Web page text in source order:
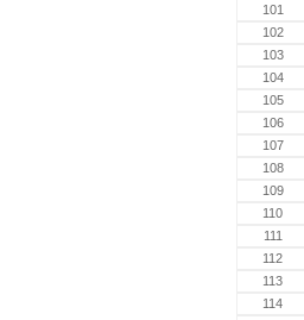
101
102
103
104
105
106
107
108
109
110
111
112
113
114